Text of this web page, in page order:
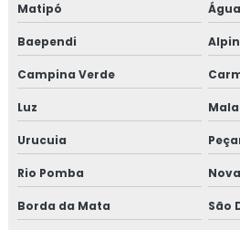
Treinamento em HACCP
Treinamento em HACCP de
GMP
Treinamento em HACCP APPCC
Treinamento em HACCP APPCC
Treinamento em HACCP codex
Matipó
Baependi
Campina Verde
Luz
Urucuia
Rio Pomba
Borda da Mata São